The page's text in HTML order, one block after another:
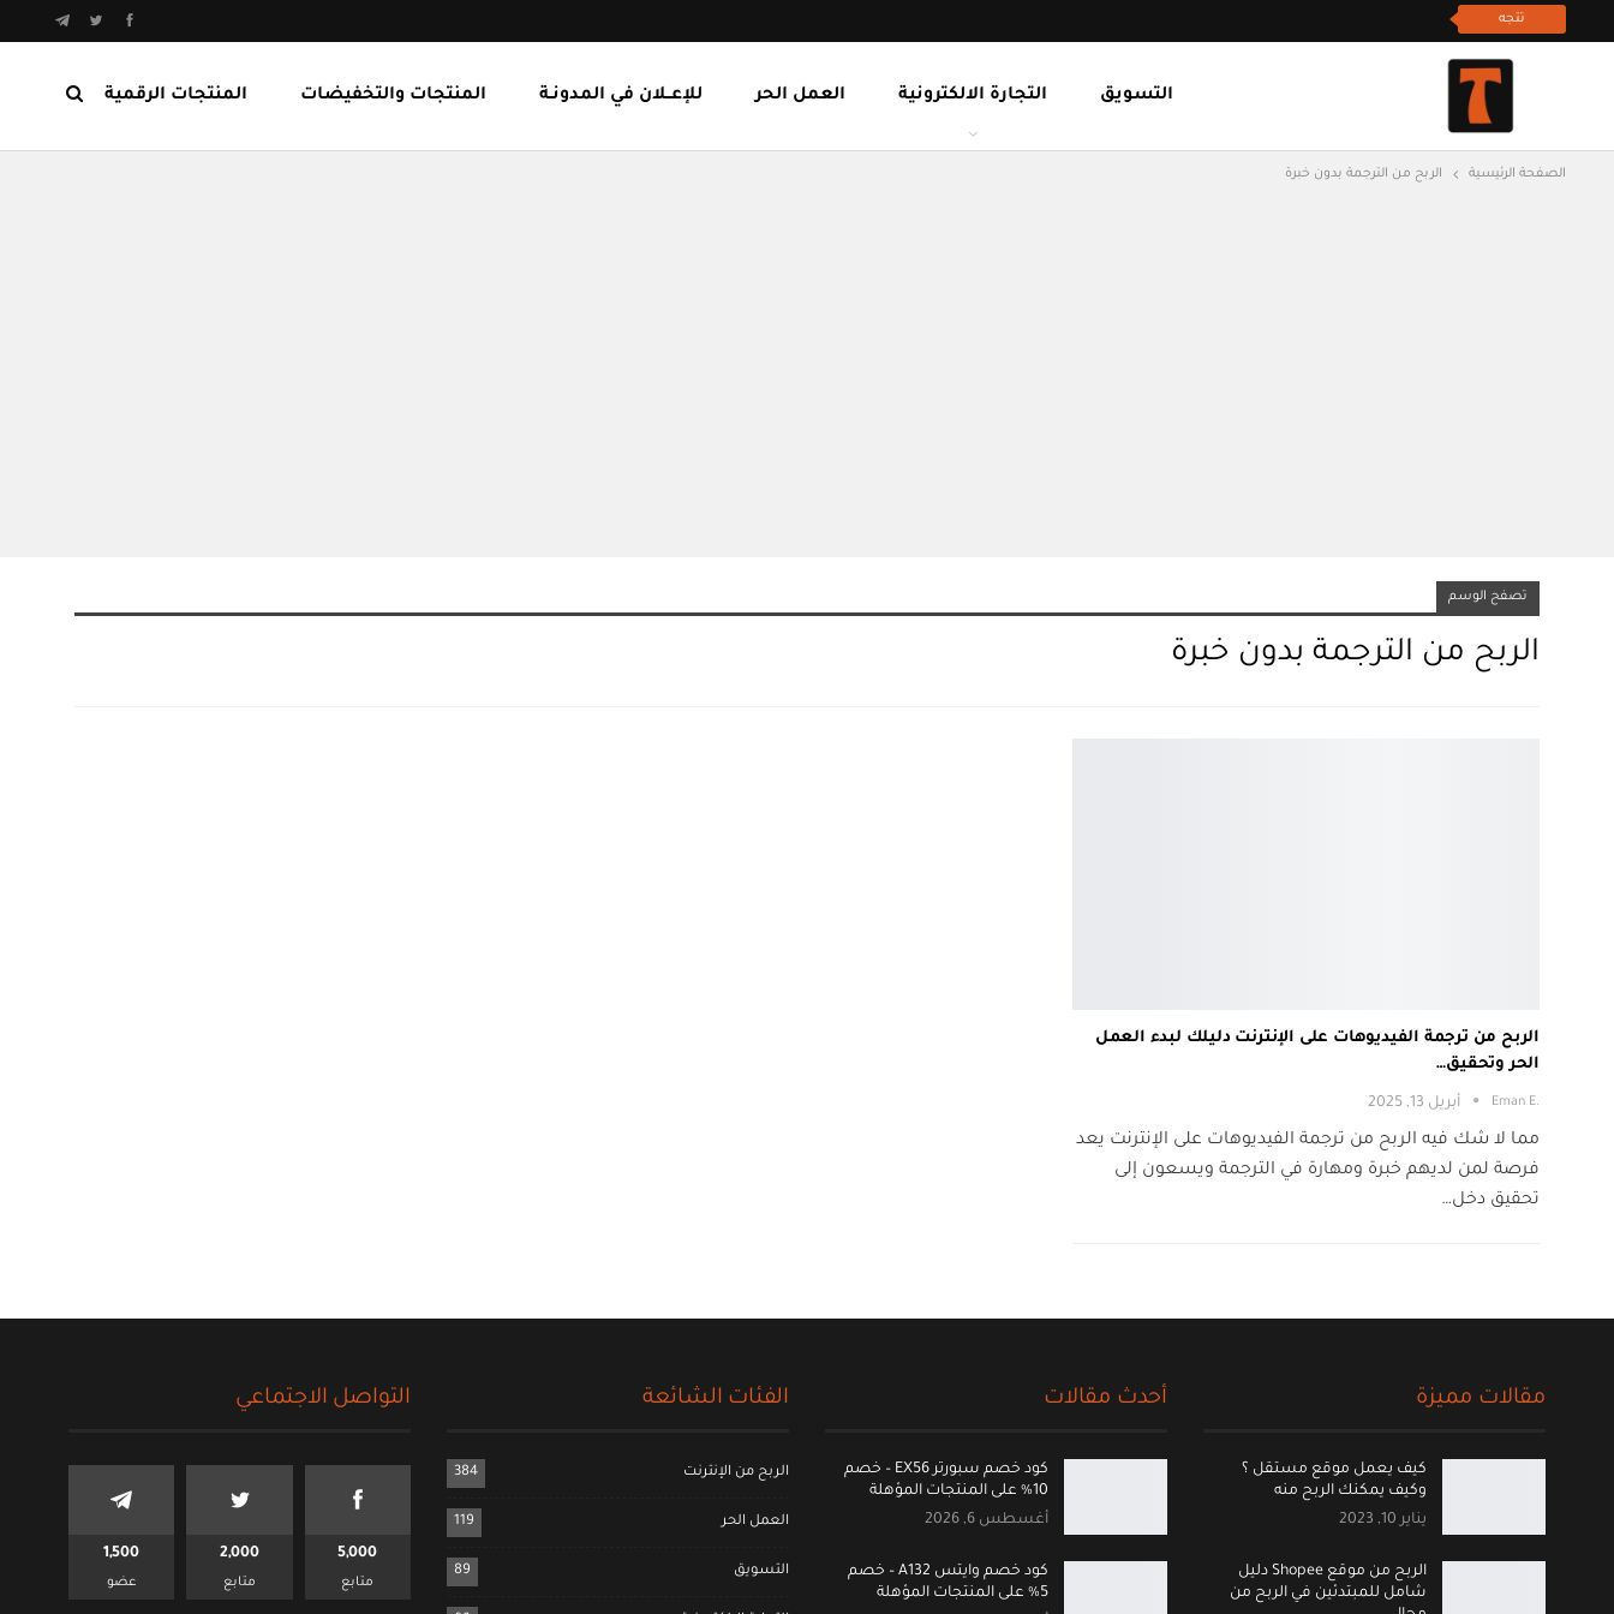
تتجه
المنتجات الرقمية المنتجات والتخفيضات للإعــلان في المدونـة العمل الحر التجارة الالكترونية التسويق
الصفحة الرئيسية الربح من الترجمة بدون خبرة
تصفح الوسم
الربح من الترجمة بدون خبرة
الربح من ترجمة الفيديوهات على الإنترنت دليلك لبدء العمل
الحر وتحقيق…
.Eman E أبريل 13, 2025
مما لا شك فيه الربح من ترجمة الفيديوهات على الإنترنت يعد
فرصة لمن لديهم خبرة ومهارة في الترجمة ويسعون إلى
تحقيق دخل…
مقالات مميزة
كيف يعمل موقع مستقل ؟
وكيف يمكنك الربح منه
يناير 10, 2023
الربح من موقع Shopee دليل
شامل للمبتدئين في الربح من
أحدث مقالات
كود خصم سبورتر EX56 – خصم
10% على المنتجات المؤهلة
أغسطس 6, 2026
كود خصم وايتس A132 – خصم
5% على المنتجات المؤهلة
الفئات الشائعة
الربح من الإنترنت 384
العمل الحر 119
التسويق 89
التواصل الاجتماعي
5,000
متابع
2,000
متابع
1,500
عضو